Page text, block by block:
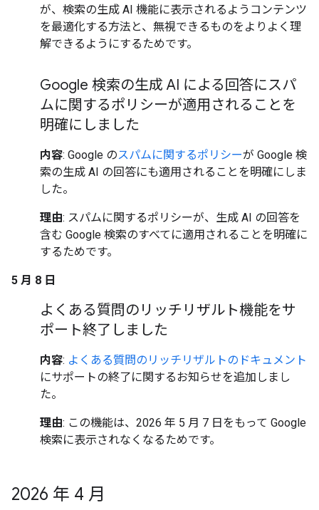
が、検索の生成 AI 機能に表示されるようコンテンツ
を最適化する方法と、無視できるものをよりよく理
解できるようにするためです。
Google 検索の生成 AI による回答にスパ
ムに関するポリシーが適用されることを
明確にしました
内容: Google のスパムに関するポリシーが Google 検
索の生成 AI の回答にも適用されることを明確にしま
した。
理由: スパムに関するポリシーが、生成 AI の回答を
含む Google 検索のすべてに適用されることを明確に
するためです。
5 月 8 日
よくある質問のリッチリザルト機能をサ
ポート終了しました
内容: よくある質問のリッチリザルトのドキュメント
にサポートの終了に関するお知らせを追加しまし
た。
理由: この機能は、2026 年 5 月 7 日をもって Google
検索に表示されなくなるためです。
2026 年 4 月